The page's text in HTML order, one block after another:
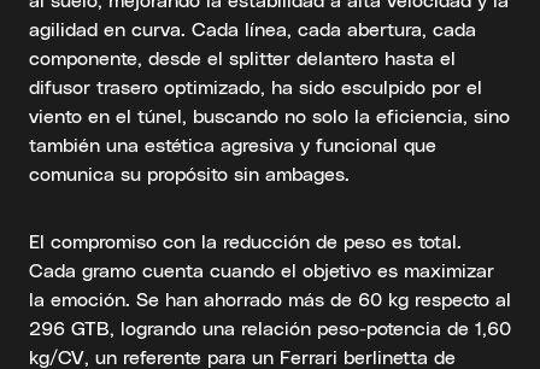
agilidad en curva. Cada línea, cada abertura, cada
componente, desde el splitter delantero hasta el
difusor trasero optimizado, ha sido esculpido por el
viento en el túnel, buscando no solo la eficiencia, sino
también una estética agresiva y funcional que
comunica su propósito sin ambages.
El compromiso con la reducción de peso es total.
Cada gramo cuenta cuando el objetivo es maximizar
la emoción. Se han ahorrado más de 60 kg respecto al
296 GTB, logrando una relación peso-potencia de 1,60
kg/CV, un referente para un Ferrari berlinetta de